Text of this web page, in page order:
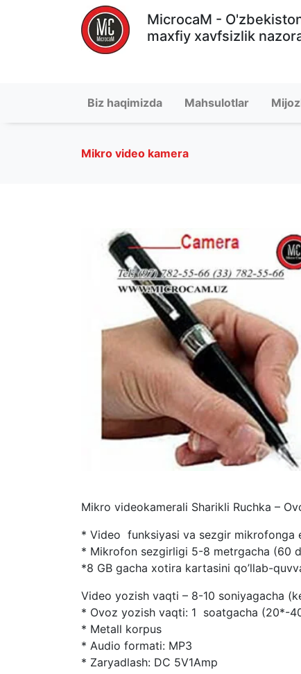
MicrocaM -
maxfiy xavfsizlik
Biz haqimizda Mahsulotlar
Mikro video kamera
Mikro videokamerali Sharikli Ruchka –
* Video funksiyasi va sezgir mikrofonga
* Mikrofon sezgirligi 5-8 metrgacha (60
*8 GB gacha xotira kartasini qo’llab-
Video yozish vaqti – 8-10 soniyagacha
* Ovoz yozish vaqti: 1 soatgacha (20*-
* Metall korpus
* Audio formati: MP3
* Zaryadlash: DC 5V1Amp